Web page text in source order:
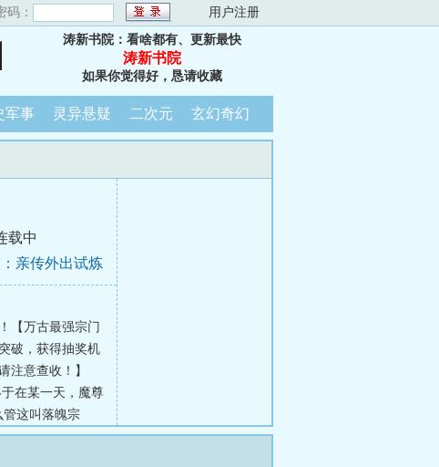
码： 用户注册
涛新书院：看啥都有、更新最快
涛新书院
如果你觉得好，恳请收藏
军事 灵异悬疑 二次元 玄幻奇幻
载中
亲传外出试炼
【万古最强宗门
破，获得抽奖机
注意查收！】
在某一天，魔尊
管这叫落魄宗